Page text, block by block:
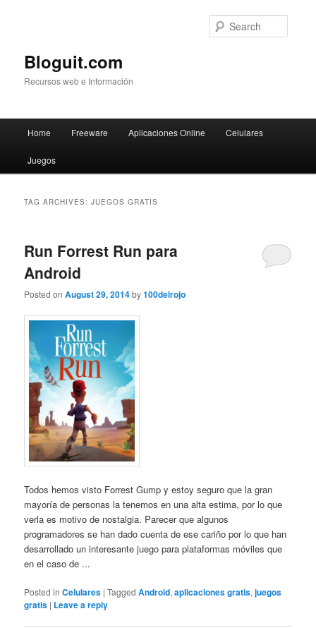
Bloguit.com
Recursos web e Información
Skip
to
Skip
to
Home Freeware Aplicaciones Online Celulares
Juegos
TAG ARCHIVES:JUEGOS GRATIS
Run Forrest Run para
Android
Posted onAugust 29, 2014by100delrojo
Todos hemos visto Forrest Gump y estoy seguro que la gran
mayoría de personas la tenemos en una alta estima, por lo que
verla es motivo de nostalgia. Parecer que algunos
programadores se han dado cuenta de ese cariño por lo que han
desarrollado un interesante juego para plataformas móviles que
en el caso de ...
Posted in Celulares |Tagged Android,aplicaciones gratis,juegos
gratis | Leave a reply